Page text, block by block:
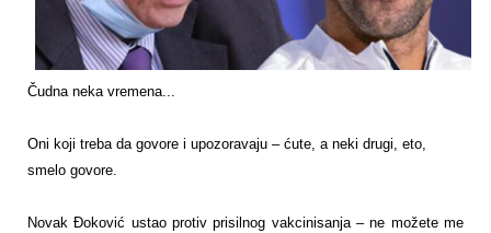
Čudna neka vremena...
Oni koji treba da govore i upozoravaju – ćute, a neki drugi, eto,
smelo govore.
Novak Đoković ustao protiv prisilnog vakcinisanja – ne možete me